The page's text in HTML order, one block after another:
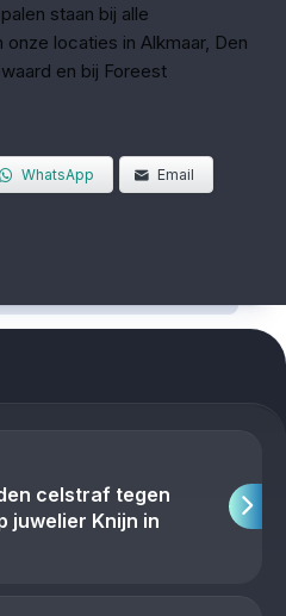
staan bij alle
locaties in Alkmaar, Den
en bij Foreest
WhatsApp Email
celstraf tegen
juwelier Knijn in